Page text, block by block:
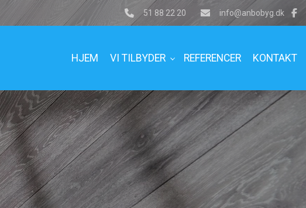
51 88 22 20 info@anbobyg.dk
HJEM VI TILBYDER REFERENCER KONTAKT